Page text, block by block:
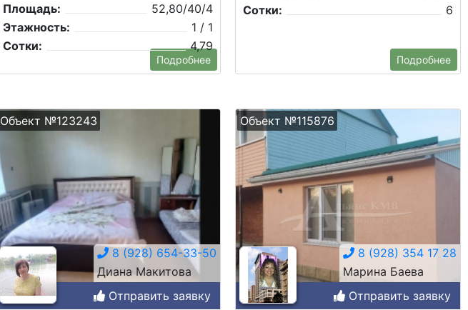
Площадь:
52,80/40/4
Этажность:
1 / 1
Сотки:
4,79
Подробнее
Сотки:
6
Подробнее
Объект №123243
8 (928) 654-33-50
Диана Макитова
Отправить заявку
Объект №115876
8 (928) 354 17 28
Марина Баева
Отправить заявку